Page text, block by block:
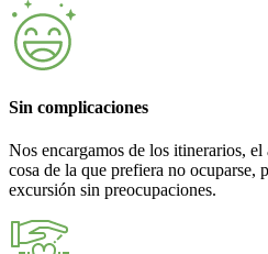
Sin complicaciones
Nos encargamos de los itinerarios,
cosa de la que prefiera no ocuparse,
excursión sin preocupaciones.